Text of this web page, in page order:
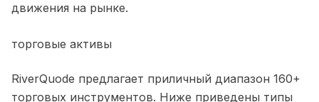
движения на рынке.
торговые активы
RiverQuode предлагает приличный диапазон 160+
торговых инструментов. Ниже приведены типы